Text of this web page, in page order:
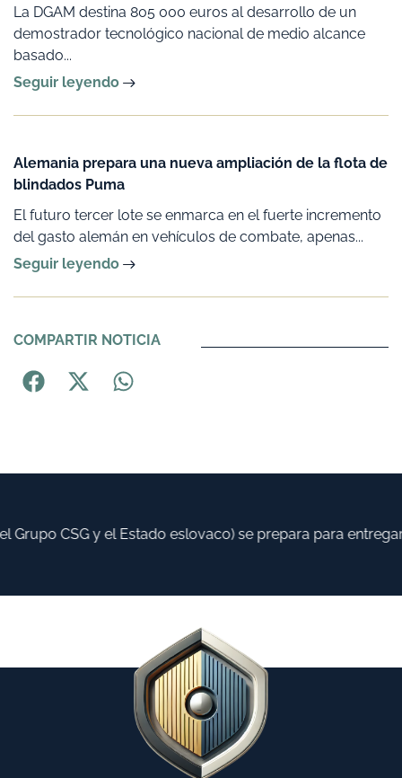
La DGAM destina 805 000 euros al desarrollo de un
demostrador tecnológico nacional de medio alcance
basado...
Seguir leyendo
Alemania prepara una nueva ampliación de la flota de
blindados Puma
El futuro tercer lote se enmarca en el fuerte incremento
del gasto alemán en vehículos de combate, apenas...
Seguir leyendo
COMPARTIR NOTICIA
CSG y el Estado eslovaco) se prepara para